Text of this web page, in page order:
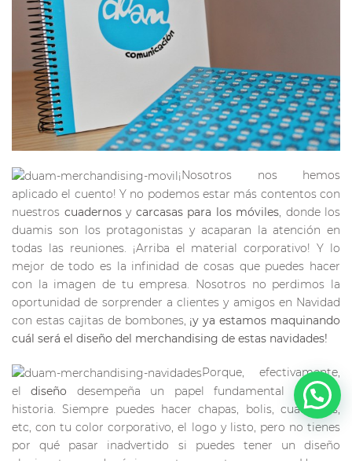
¡Nosotros nos hemos
aplicado el cuento! Y no podemos estar más contentos con
nuestros cuadernosy carcasas para los móviles, donde los
duamis son los protagonistas y acaparan la atención en
todas las reuniones. ¡Arriba el material corporativo! Y lo
mejor de todo es la infinidad de cosas que puedes hacer
con la imagen de tu empresa. Nosotros no perdimos la
oportunidad de sorprender a clientes y amigos en Navidad
con estas cajitas de bombones, ¡y ya estamos maquinando
cuál será el diseño del merchandising de estas navidades!
Porque, efectivamente,
eldiseño desempeña un papel fundamental en esta
historia. Siempre puedes hacer chapas, bolis, cuadernos,
etc, con tu color corporativo, el logo y listo, pero no tienes
por qué pasar inadvertido si puedes tener un diseño